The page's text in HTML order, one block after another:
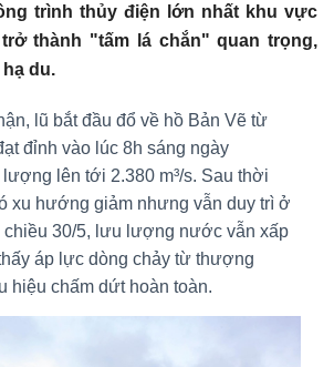
trình thủy điện lớn nhất khu vực
thành "tấm lá chắn" quan trọng,
du.
lũ bắt đầu đổ về hồ Bản Vẽ từ
đỉnh vào lúc 8h sáng ngày
lên tới 2.380 m³/s. Sau thời
xu hướng giảm nhưng vẫn duy trì ở
chiều 30/5, lưu lượng nước vẫn xấp
áp lực dòng chảy từ thượng
hiệu chấm dứt hoàn toàn.